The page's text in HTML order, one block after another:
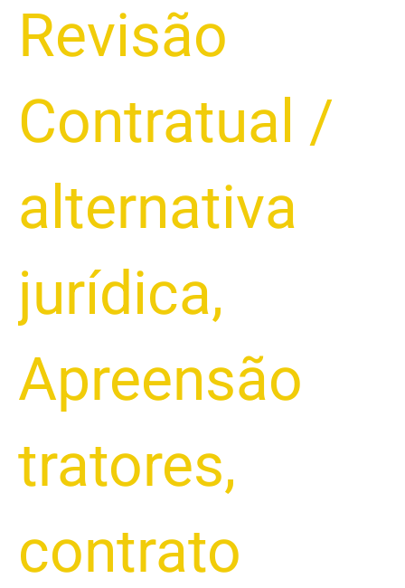
Revisão
Contratual /
alternativa
jurídica,
Apreensão
tratores,
contrato